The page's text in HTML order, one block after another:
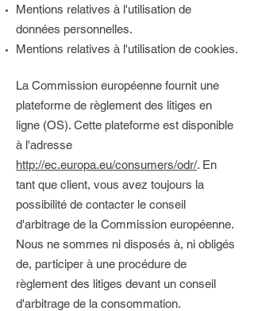
Mentions relatives à l'utilisation de
données personnelles.
Mentions relatives à l'utilisation de cookies.
La Commission européenne fournit une
plateforme de règlement des litiges en
ligne (OS). Cette plateforme est disponible
à l'adresse
http://ec.europa.eu/consumers/odr/. En
tant que client, vous avez toujours la
possibilité de contacter le conseil
d'arbitrage de la Commission européenne.
Nous ne sommes ni disposés à, ni obligés
de, participer à une procédure de
règlement des litiges devant un conseil
d'arbitrage de la consommation.